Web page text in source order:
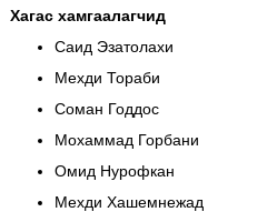
Хагас хамгаалагчид
Саид Эзатолахи
Мехди Торaби
Соман Годдос
Мохаммад Горбани
Омид Нурофкан
Мехди Хашемнежад